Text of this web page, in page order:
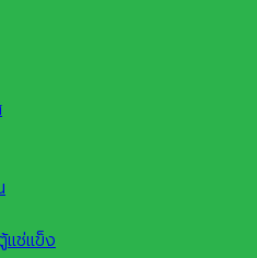
แช่แข็ง